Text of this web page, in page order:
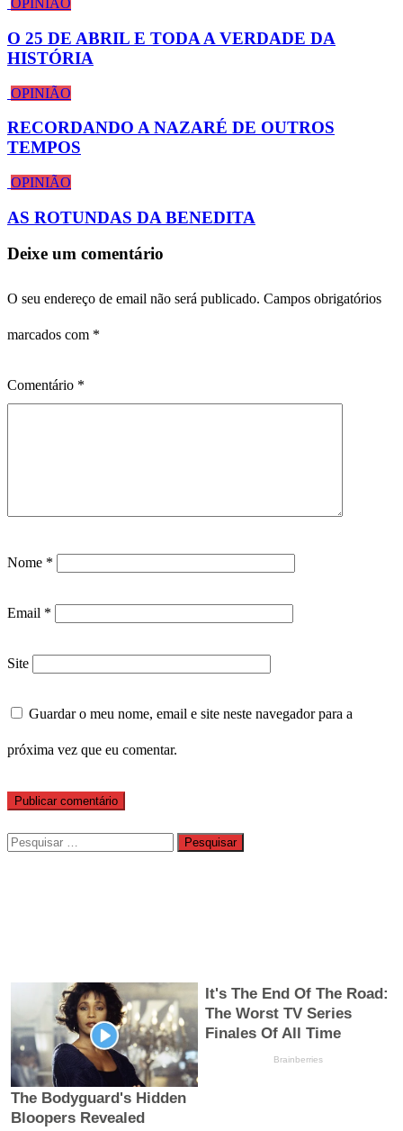
OPINIÃO
O 25 DE ABRIL E TODA A VERDADE DA
HISTÓRIA
OPINIÃO
RECORDANDO A NAZARÉ DE OUTROS
TEMPOS
OPINIÃO
AS ROTUNDAS DA BENEDITA
Deixe um comentário
O seu endereço de email não será publicado. Campos obrigatórios
marcados com *
Comentário *
Nome *
Email *
Site
Guardar o meu nome, email e site neste navegador para a
próxima vez que eu comentar.
Pesquisar
por: